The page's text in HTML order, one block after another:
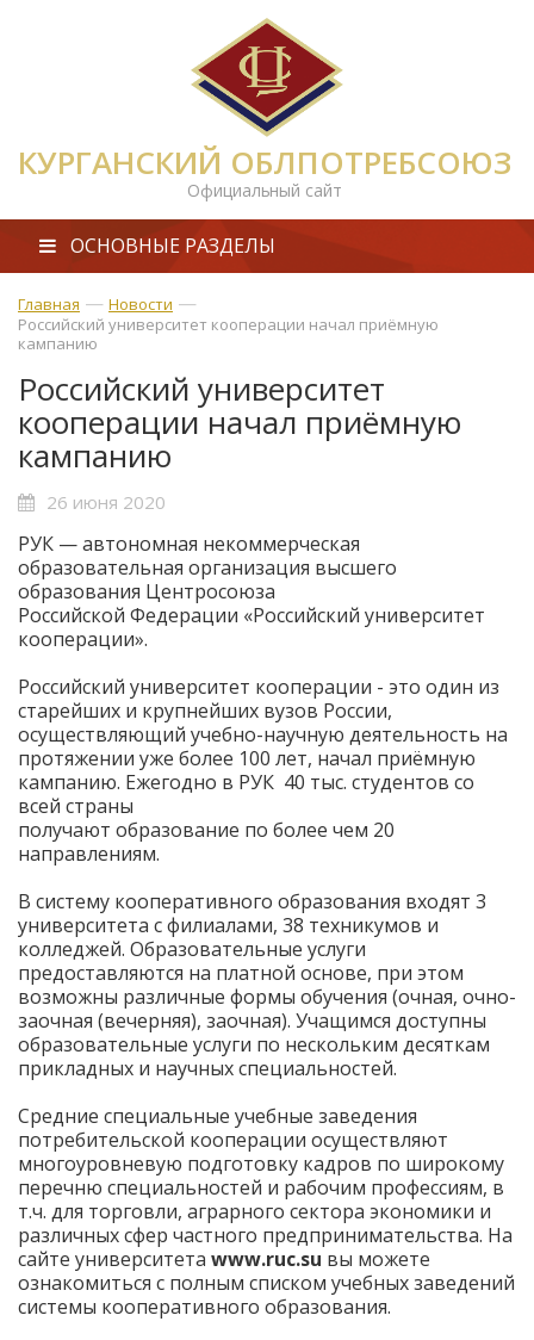
КУРГАНСКИЙ ОБЛПОТРЕБСОЮЗ
Официальный сайт
ОСНОВНЫЕ РАЗДЕЛЫ
Главная — Новости —
Российский университет кооперации начал приёмную
кампанию
Российский университет
кооперации начал приёмную
кампанию
26 июня 2020
РУК — автономная некоммерческая
образовательная организация высшего
образования Центросоюза
Российской Федерации «Российский университет
кооперации».
Российский университет кооперации - это один из
старейших и крупнейших вузов России,
осуществляющий учебно-научную деятельность на
протяжении уже более 100 лет, начал приёмную
кампанию. Ежегодно в РУК 40 тыс. студентов со
всей страны
получают образование по более чем 20
направлениям.
В систему кооперативного образования входят 3
университета с филиалами, 38 техникумов и
колледжей. Образовательные услуги
предоставляются на платной основе, при этом
возможны различные формы обучения (очная, очно-
заочная (вечерняя), заочная). Учащимся доступны
образовательные услуги по нескольким десяткам
прикладных и научных специальностей.
Средние специальные учебные заведения
потребительской кооперации осуществляют
многоуровневую подготовку кадров по широкому
перечню специальностей и рабочим профессиям, в
т.ч. для торговли, аграрного сектора экономики и
различных сфер частного предпринимательства. На
сайте университета www.ruc.su вы можете
ознакомиться с полным списком учебных заведений
системы кооперативного образования.